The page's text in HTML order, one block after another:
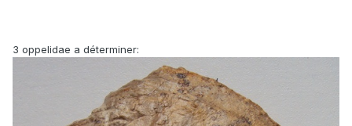
3 oppelidae a déterminer: